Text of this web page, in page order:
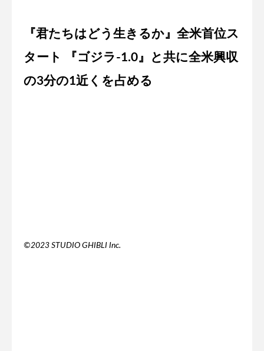
『君たちはどう生きるか』全米首位ス
タート 『ゴジラ-1.0』と共に全米興収
の3分の1近くを占める
©2023 STUDIO GHIBLI Inc.